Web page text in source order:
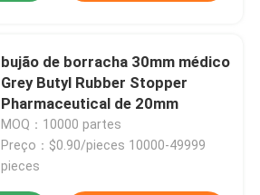
bujão de borracha 30mm médico
Grey Butyl Rubber Stopper
Pharmaceutical de 20mm
MOQ：10000 partes
Preço：$0.90/pieces 10000-49999
pieces